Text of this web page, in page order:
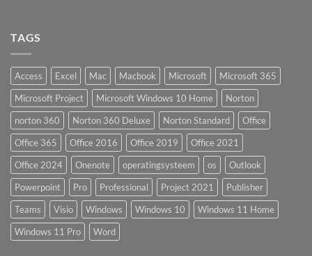
TAGS
Access Excel Mac Macbook Microsoft
Microsoft 365
Microsoft Project
Microsoft Windows 10 Home
Norton
norton 360
Norton 360 Deluxe Norton Standard
Office
Office 365
Office 2016 Office 2019
Office 2021
Office 2024
Onenote operatingsysteem os
Outlook
Powerpoint
Pro Professional Project 2021
Publisher
Teams
Visio Windows Windows 10
Windows 11 Home
Windows 11 Pro
Word